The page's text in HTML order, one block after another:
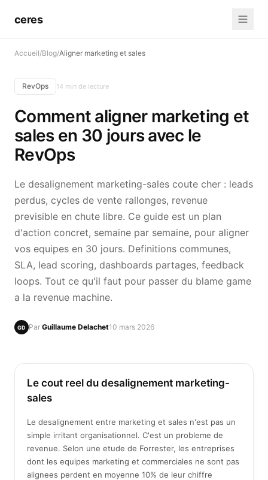
ceres
Accueil/Blog/Aligner marketing et sales
RevOps 14 min de lecture
Comment aligner marketing et
sales en 30 jours avec le
RevOps
Le desalignement marketing-sales coute cher : leads
perdus, cycles de vente rallonges, revenue
previsible en chute libre. Ce guide est un plan
d'action concret, semaine par semaine, pour aligner
vos equipes en 30 jours. Definitions communes,
SLA, lead scoring, dashboards partages, feedback
loops. Tout ce qu'il faut pour passer du blame game
a la revenue machine.
GD Par Guillaume Delachet10 mars 2026
Le cout reel du desalignement marketing-
sales
Le desalignement entre marketing et sales n'est pas un
simple irritant organisationnel. C'est un probleme de
revenue. Selon une etude de Forrester, les entreprises
dont les equipes marketing et commerciales ne sont pas
alignees perdent en moyenne 10% de leur chiffre